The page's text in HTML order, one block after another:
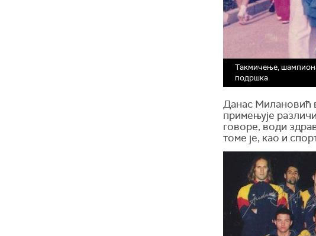
Такмичење,
подршка
Данас Милановић
примењује
говоре, води
томе је, као и